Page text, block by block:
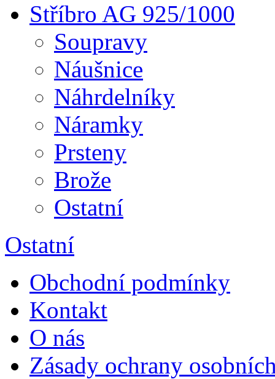
Stříbro AG 925/1000
Soupravy
Náušnice
Náhrdelníky
Náramky
Prsteny
Brože
Ostatní
Ostatní
Obchodní podmínky
Kontakt
O nás
Zásady ochrany